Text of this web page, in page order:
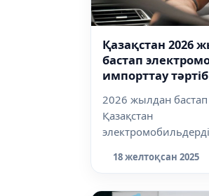
Қазақстан 2026
бастап
импорттау
2026 жылдан бастап
Қазақстан
электромобильдерді
квотаны
18 желтоқсан 2025